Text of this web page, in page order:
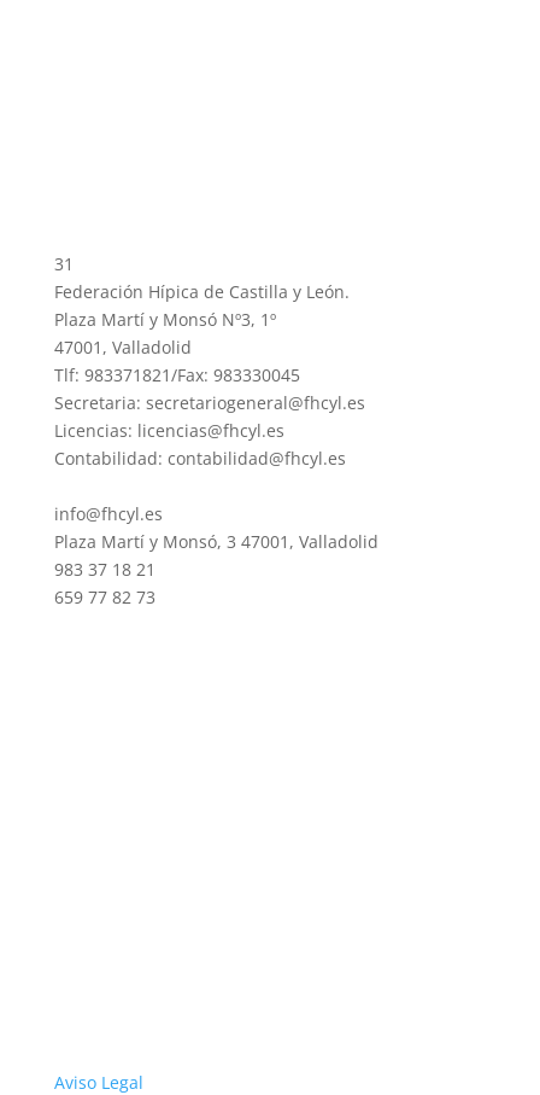
31
Federación Hípica de Castilla y León.
Plaza Martí y Monsó Nº3, 1º
47001, Valladolid
Tlf: 983371821/Fax: 983330045
Secretaria: secretariogeneral@fhcyl.es
Licencias: licencias@fhcyl.es
Contabilidad: contabilidad@fhcyl.es
info@fhcyl.es
Plaza Martí y Monsó, 3 47001, Valladolid
983 37 18 21
659 77 82 73
Aviso Legal